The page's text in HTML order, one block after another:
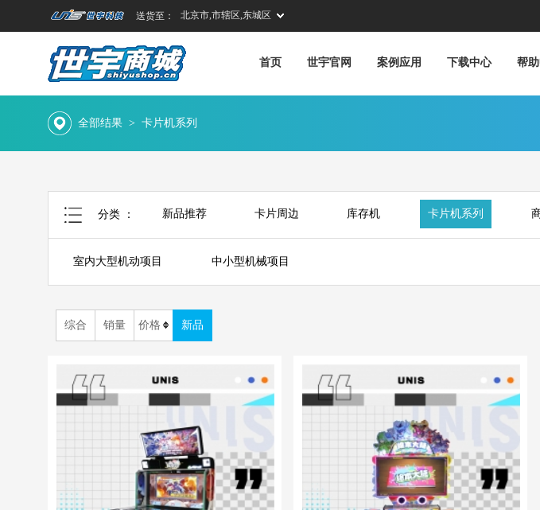
送货至： 北京市,市辖区,东城区
首页 世宇官网 案例应用 下载中心 帮
全部结果 > 卡片机系列
分类 ： 新品推荐 卡片周边 库存机 卡片机系列
礼品机系列 儿童机系列
数字体育互动项目
室内大型机动项目
中小型机械项目
综合 销量 价格 新品